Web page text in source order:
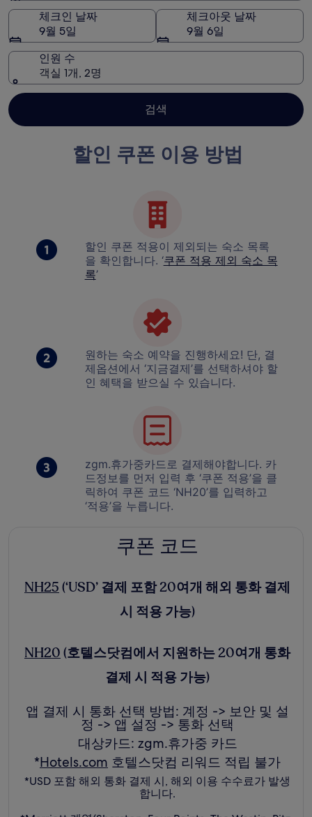
목적지
체크인 날짜
9월 5일
체크아웃 날짜
9월 6일
인원 수
객실 1개, 2명
검색
할인 쿠폰 이용 방법
할인 쿠폰 적용이 제외되는 숙소 목록
을 확인합니다. ‘쿠폰 적용 제외 숙소 목
록’
원하는 숙소 예약을 진행하세요! 단, 결
제옵션에서 ‘지금결제’를 선택하셔야 할
인 혜택을 받으실 수 있습니다.
zgm.휴가중카드로 결제해야합니다. 카
드정보를 먼저 입력 후 ‘쿠폰 적용’을 클
릭하여 쿠폰 코드 ‘NH20’를 입력하고
‘적용’을 누릅니다.
쿠폰 코드
NH25새
서
(‘USD’ 결제 포함 20여개 해외 통화 결제
시 적용 가능)
NH20새
서
림
(호텔스닷컴에서 지원하는 20여개 통화
결제 시 적용 가능)
앱 결제 시 통화 선택 방법: 계정 -> 보안 및 설
정 -> 앱 설정 -> 통화 선택
대상카드: zgm.휴가중 카드
*Hotels.com 새
창
에
호텔스닷컴 리워드 적립 불가
*USD 포함 해외 통화 결제 시, 해외 이용 수수료가 발생
합니다.